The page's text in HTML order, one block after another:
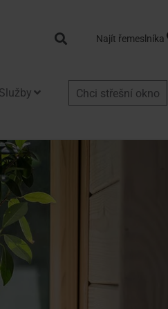
Najít řemeslníka
Search
Služby Chci střešní okno